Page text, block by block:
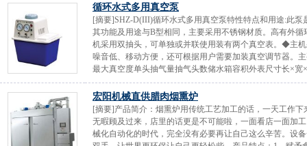
循环水式多用真空泵
[摘要]SHZ-D(III)循环水式多用真空泵特性特点和用途:此
其功能及用途与B型相同，主要采用不锈钢材质。高有外
机采用双抽头，可单独或并联使用装有两个真空表。◆主
噪音低、移动方便，还可根据用户需要加装真空调节器。
最大真空度单头抽气量抽气头数储水箱容积外表尺寸长×宽
宏阳机械直供腊肉烟熏炉
[摘要]产品简介：烟熏炉用传统工艺加工的话，一天工作
无暇顾及过来，店里的话更是不可能啦，一面看店一面加
械化自动化的时代，完全没有必要再让自己这么辛苦。设